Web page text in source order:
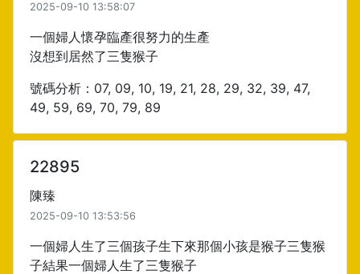
2025-09-10 13:58:07
一個婦人懷孕臨產很努力的生產
沒想到居然了三隻猴子
號碼分析：07, 09, 10, 19, 21, 28, 29, 32, 39, 47,
49, 59, 69, 70, 79, 89
22895
陳臻
2025-09-10 13:53:56
一個婦人生了三個孩子生下來那個小孩是猴子三隻猴
子結果一個婦人生了三隻猴子